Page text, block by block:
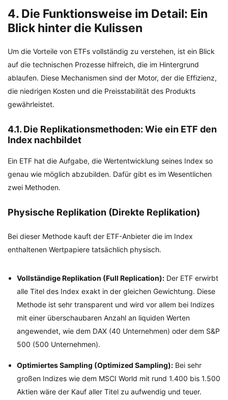
4. Die Funktionsweise im Detail: Ein
Blick hinter die Kulissen
Um die Vorteile von ETFs vollständig zu verstehen, ist ein Blick
auf die technischen Prozesse hilfreich, die im Hintergrund
ablaufen. Diese Mechanismen sind der Motor, der die Effizienz,
die niedrigen Kosten und die Preisstabilität des Produkts
gewährleistet.
4.1. Die Replikationsmethoden: Wie ein ETF den
Index nachbildet
Ein ETF hat die Aufgabe, die Wertentwicklung seines Index so
genau wie möglich abzubilden. Dafür gibt es im Wesentlichen
zwei Methoden.
Physische Replikation (Direkte Replikation)
Bei dieser Methode kauft der ETF-Anbieter die im Index
enthaltenen Wertpapiere tatsächlich physisch.
Vollständige Replikation (Full Replication): Der ETF erwirbt
alle Titel des Index exakt in der gleichen Gewichtung. Diese
Methode ist sehr transparent und wird vor allem bei Indizes
mit einer überschaubaren Anzahl an liquiden Werten
angewendet, wie dem DAX (40 Unternehmen) oder dem S&P
500 (500 Unternehmen).
Optimiertes Sampling (Optimized Sampling): Bei sehr
großen Indizes wie dem MSCI World mit rund 1.400 bis 1.500
Aktien wäre der Kauf aller Titel zu aufwendig und teuer.